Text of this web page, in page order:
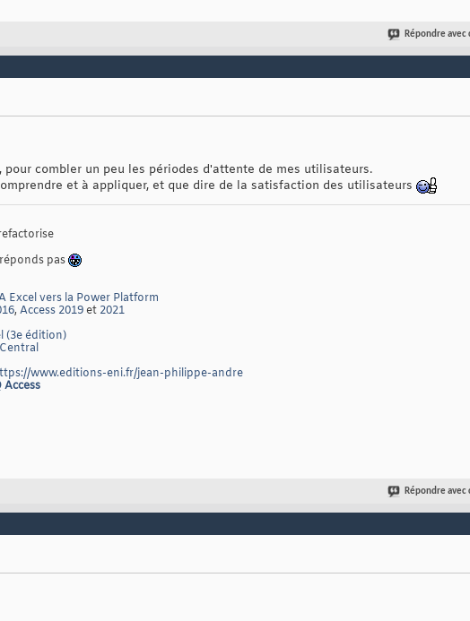
Répondre
combler un peu les périodes d'attente de mes utilisateurs.
et à appliquer, et que dire de la satisfaction des utilisateurs
pas
Excel vers la Power Platform
, Access 2019et 2021
(3e édition)
www.editions-eni.fr/jean-philippe-andre
Access
Répondre